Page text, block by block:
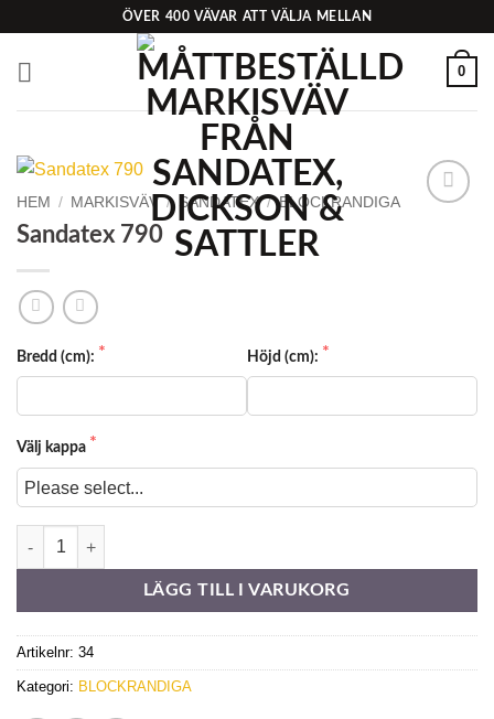
content
ÖVER 400 VÄVAR ATT VÄLJA MELLAN
0
HEM / MARKISVÄV / SANDATEX / BLOCKRANDIGA
Sandatex 790
Bredd (cm): Höjd (cm):
Välj kappa
Sandatex 790 mängd
LÄGG TILL I VARUKORG
Artikelnr: 34
Kategori: BLOCKRANDIGA